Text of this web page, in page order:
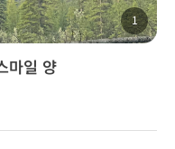
1
마일 양